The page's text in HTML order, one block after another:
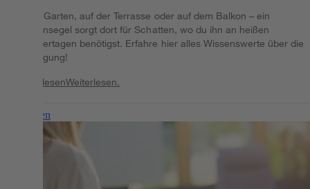
Ob im Garten, auf der Terrasse oder auf dem Balkon – ein
Sonnensegel sorgt dort für Schatten, wo du ihn an heißen
Sommertagen benötigst. Erfahre hier alles Wissenswerte über die
Anbringung!
WeiterlesenWeiterlesen.
Weiterlesen